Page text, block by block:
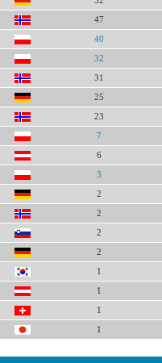
47
40
32
31
25
23
7
6
3
2
2
2
2
1
1
1
1